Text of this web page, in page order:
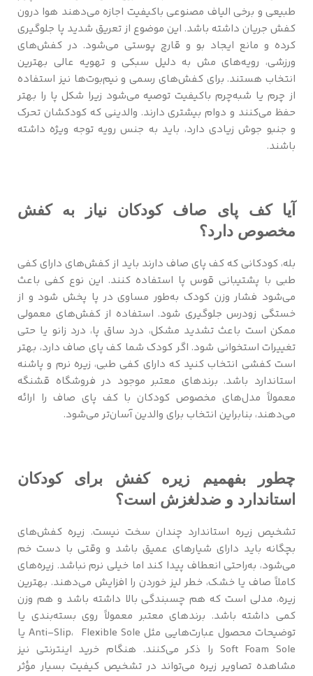
طبیعی و برخی الیاف مصنوعی باکیفیت اجازه می‌دهند هوا درون
کفش جریان داشته باشد. این موضوع از تعریق شدید پا جلوگیری
کرده و مانع ایجاد بو و قارچ پوستی می‌شود. در کفش‌های
ورزشی، رویه‌های مش به دلیل سبکی و تهویه عالی بهترین
انتخاب هستند. برای کفش‌های رسمی و نیم‌بوت‌ها نیز استفاده
از چرم یا شبه‌چرم باکیفیت توصیه می‌شود زیرا شکل پا را بهتر
حفظ می‌کنند و دوام بیشتری دارند. والدینی که کودکشان تحرک
و جنبو جوش زیادی دارد، باید به جنس رویه توجه ویژه داشته
باشند.
آیا کف پای صاف کودکان نیاز به کفش
مخصوص دارد؟
بله، کودکانی که کف پای صاف دارند باید از کفش‌های دارای کفی
طبی با پشتیبانی قوس پا استفاده کنند. این نوع کفی باعث
می‌شود فشار وزن کودک به‌طور مساوی در پا پخش شود و از
خستگی زودرس جلوگیری شود. استفاده از کفش‌های معمولی
ممکن است باعث تشدید مشکل، درد ساق پا، درد زانو یا حتی
تغییرات استخوانی شود. اگر کودک شما کف پای صاف دارد، بهتر
است کفشی انتخاب کنید که دارای کفی طبی، زیره نرم و پاشنه
استاندارد باشد. برندهای معتبر موجود در فروشگاه قشنگه
معمولاً مدل‌های مخصوص کودکان با کف پای صاف را ارائه
می‌دهند، بنابراین انتخاب برای والدین آسان‌تر می‌شود.
چطور بفهمیم زیره کفش برای کودکان
استاندارد و ضدلغزش است؟
تشخیص زیره استاندارد چندان سخت نیست. زیره کفش‌های
بچگانه باید دارای شیارهای عمیق باشد و وقتی با دست خم
می‌شود، به‌راحتی انعطاف پیدا کند اما خیلی نرم نباشد. زیره‌های
کاملاً صاف یا خشک، خطر لیز خوردن را افزایش می‌دهند. بهترین
زیره، مدلی است که هم چسبندگی بالا داشته باشد و هم وزن
کمی داشته باشد. برندهای معتبر معمولاً روی بسته‌بندی یا
توضیحات محصول عبارت‌هایی مثل Anti-Slip، Flexible Sole یا
Soft Foam Sole را ذکر می‌کنند. هنگام خرید اینترنتی نیز
مشاهده تصاویر زیره می‌تواند در تشخیص کیفیت بسیار مؤثر